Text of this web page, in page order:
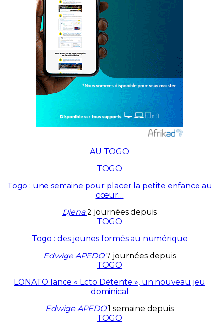
AU TOGO
TOGO
Togo : une semaine pour placer la petite enfance au
cœur…
Djena2 journées depuis
TOGO
Togo : des jeunes formés au numérique
Edwige APEDO7 journées depuis
TOGO
LONATO lance « Loto Détente », un nouveau jeu
dominical
Edwige APEDO1 semaine depuis
TOGO